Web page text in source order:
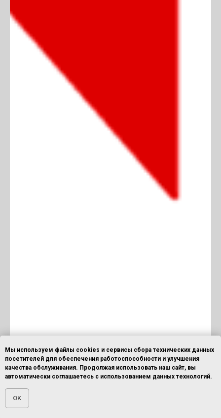
Главная
Мы используем файлы cookies и сервисы сбора технических данных
посетителей для обеспечения работоспособности и улучшения
качества обслуживания. Продолжая использовать наш сайт, вы
автоматически соглашаетесь с использованием данных технологий.
OK